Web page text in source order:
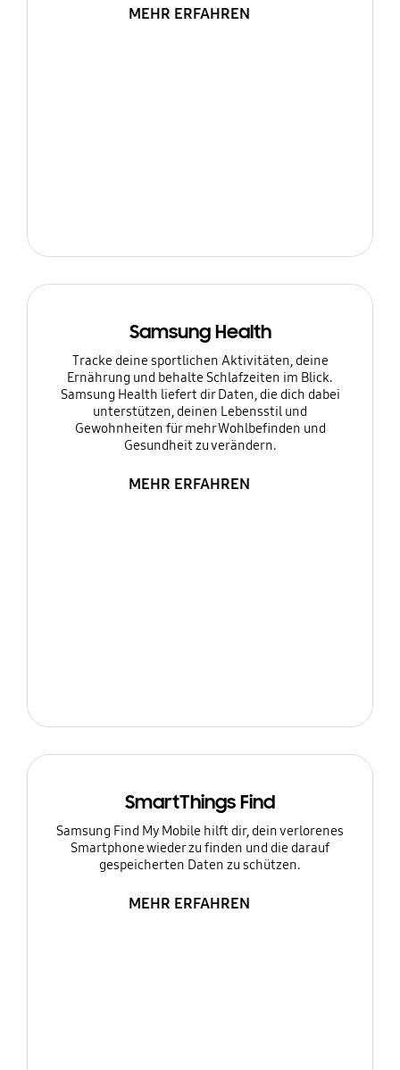
MEHR ERFAHREN
Samsung Health
Tracke deine sportlichen Aktivitäten, deine
Ernährung und behalte Schlafzeiten im Blick.
Samsung Health liefert dir Daten, die dich dabei
unterstützen, deinen Lebensstil und
Gewohnheiten für mehr Wohlbefinden und
Gesundheit zu verändern.
MEHR ERFAHREN
SmartThings Find
Samsung Find My Mobile hilft dir, dein verlorenes
Smartphone wieder zu finden und die darauf
gespeicherten Daten zu schützen.
MEHR ERFAHREN